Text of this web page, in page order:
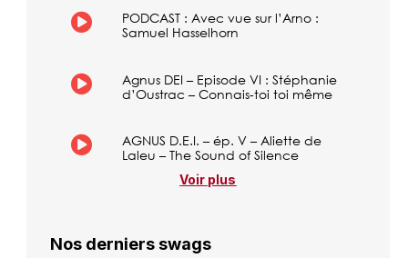
PODCAST : Avec vue sur l’Arno :
Samuel Hasselhorn
Agnus DEI – Episode VI : Stéphanie
d’Oustrac – Connais-toi toi même
AGNUS D.E.I. – ép. V – Aliette de
Laleu – The Sound of Silence
Voir plus
Nos derniers swags